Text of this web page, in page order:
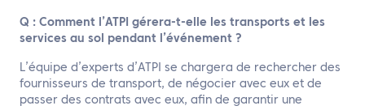
Q : Comment l’ATPI gérera-t-elle les transports et les
services au sol pendant l’événement ?
L’équipe d’experts d’ATPI se chargera de rechercher des
fournisseurs de transport, de négocier avec eux et de
passer des contrats avec eux, afin de garantir une